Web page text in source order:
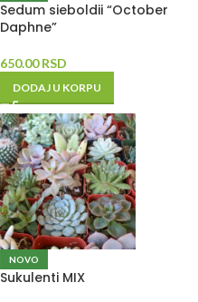
Sedum sieboldii “October
Daphne”
650.00RSD
DODAJ U KORPU
NOVO
Sukulenti MIX